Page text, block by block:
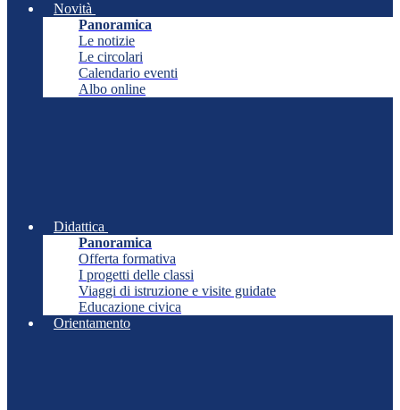
Novità
Panoramica
Le notizie
Le circolari
Calendario eventi
Albo online
Didattica
Panoramica
Offerta formativa
I progetti delle classi
Viaggi di istruzione e visite guidate
Educazione civica
Orientamento